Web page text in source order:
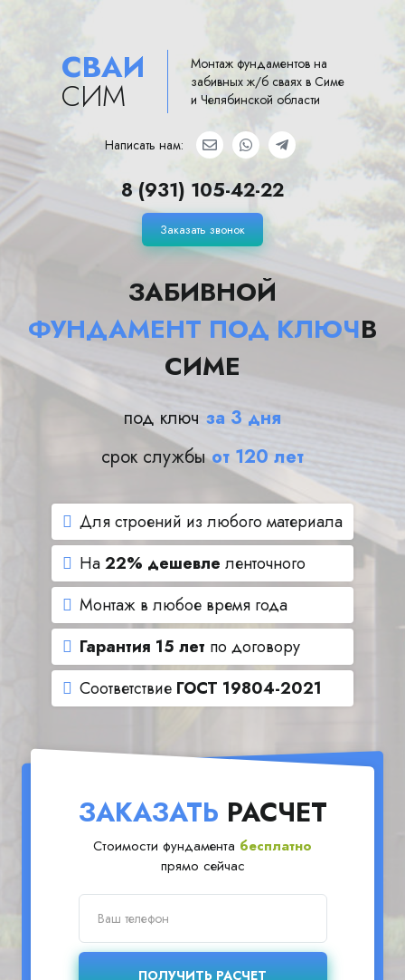
СВАИ
СИМ
Монтаж фундаментов на
забивных ж/б сваях в Симе
и Челябинской области
Написать нам:
8 (931) 105-42-22
Заказать звонок
ЗАБИВНОЙ
ФУНДАМЕНТ ПОД КЛЮЧВ
СИМЕ
под ключ за 3 дня
срок службыот 120 лет
Для строений из любого материала
На22% дешевле ленточного
Монтаж в любое время года
Гарантия 15 лет по договору
Соответствие ГОСТ 19804-2021
ЗАКАЗАТЬ РАСЧЕТ
Стоимости фундамента бесплатно
прямо сейчас